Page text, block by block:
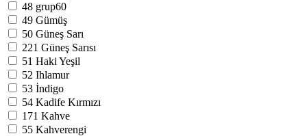
48 grup60
49 Gümüş
50 Güneş Sarı
221 Güneş Sarısı
51 Haki Yeşil
52 Ihlamur
53 İndigo
54 Kadife Kırmızı
171 Kahve
55 Kahverengi